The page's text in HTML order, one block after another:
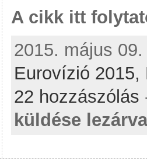
A cikk itt
2015. május
Eurovízió 2015,
22 hozzászólás
küldése